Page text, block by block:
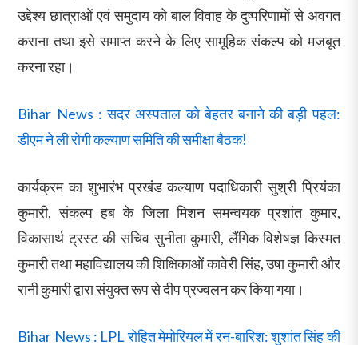
उद्देश्य छात्राओं एवं समुदाय को बाल विवाह के दुष्परिणामों से अवगत
कराना तथा इसे समाप्त करने के लिए सामूहिक संकल्प को मजबूत
करना रहा।
Bihar News : सदर अस्पताल को बेहतर बनाने की बड़ी पहल:
डीएम ने ली रोगी कल्याण समिति की समीक्षा बैठक!
कार्यक्रम का शुभारंभ प्रखंड कल्याण पदाधिकारी सुश्री प्रियंका
कुमारी, संकल्प हब के जिला मिशन समन्वयक प्रशांत कुमार,
विकासार्थ ट्रस्ट की सचिव सुनीता कुमारी, लैंगिक विशेषज्ञ किस्मत
कुमारी तथा महाविद्यालय की शिक्षिकाओं कावेरी सिंह, उषा कुमारी और
रानी कुमारी द्वारा संयुक्त रूप से दीप प्रज्वलन कर किया गया।
Bihar News : LPL रोहित मेमोरियल में रन-बारिश: शुशांत सिंह की